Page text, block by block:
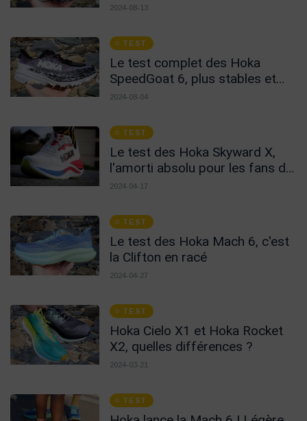
2024-08-13
TEST
Le test complet des Hoka
SpeedGoat 6, plus stables et
protectrices !
2024-08-04
TEST
Le test des Hoka Skyward X,
l'amorti absolu pour les fans de
carbone !
2024-04-17
TEST
Le test des Hoka Mach 6, c'est
la Clifton en racé
2024-04-27
TEST
Hoka Cielo X1 et Hoka Rocket
X2, quelles différences ?
2024-03-21
TEST